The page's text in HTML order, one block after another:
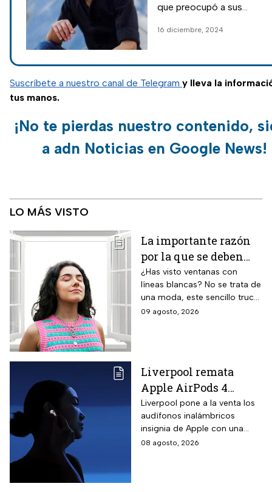
que preocupó a sus
su pareja, se expresó en
hecho.
16 diciembre, 2024
Suscríbete a nuestro canal de Telegram y lleva la
tus manos.
¡No te pierdas nuestro contenido,
a adn Noticias en Google News!
LO MÁS VISTO
La importante razón
por la que se deben
pintar líneas blancas
en las ventanas
¿Has visto ventanas con
líneas blancas? No se trata de
una moda, este sencillo truco
puede ayudar a salvar vidas,
09 agosto, 2026
Liverpool remata
Apple AirPods 4
inalámbricos con 20%
descuento y hasta 16
MSI
Liverpool pone a la venta los
audífonos inalámbricos
insignia de Apple con una
rebaja considerable y
08 agosto, 2026